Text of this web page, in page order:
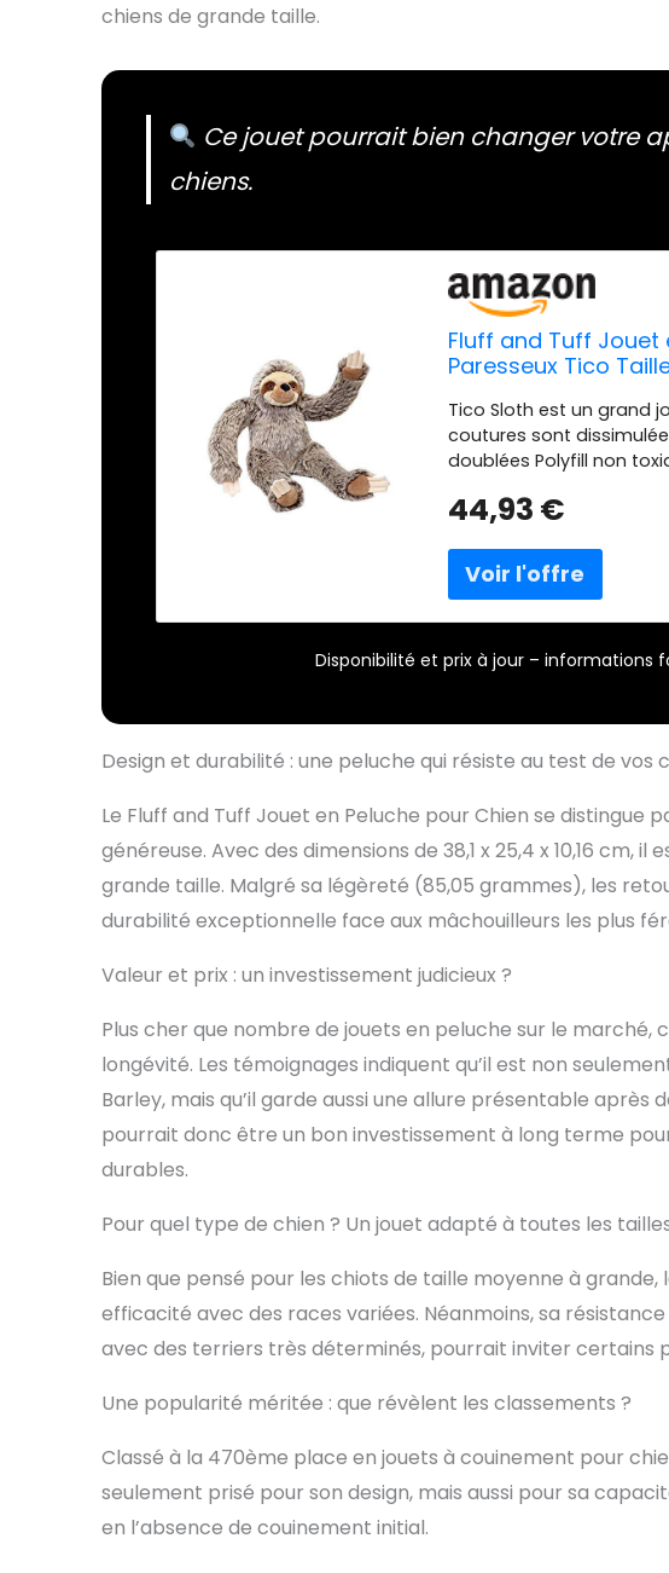
chiens de grande taille.
Ce jouet pourrait bien changer votre
chiens.
Fluff and Tuff Jouet
Paresseux Tico
Tico Sloth est un grand
coutures sont
doublées Polyfill non
sont brodés. Veuillez
matériaux de haute
toujours un jouet en
44,93 €
Disponibilité et prix à jour – informations
Design et durabilité : une peluche qui résiste au test de vos
Le Fluff and Tuff Jouet en Peluche pour Chien se distingue
généreuse. Avec des dimensions de 38,1 x 25,4 x 10,16 cm,
grande taille. Malgré sa légèreté (85,05 grammes), les
durabilité exceptionnelle face aux mâchouilleurs les plus
Valeur et prix : un investissement judicieux ?
Plus cher que nombre de jouets en peluche sur le marché,
longévité. Les témoignages indiquent qu’il est non
Barley, mais qu’il garde aussi une allure présentable après
pourrait donc être un bon investissement à long terme
durables.
Pour quel type de chien ? Un jouet adapté à toutes les
Bien que pensé pour les chiots de taille moyenne à
efficacité avec des races variées. Néanmoins, sa
avec des terriers très déterminés, pourrait inviter certains
Une popularité méritée : que révèlent les classements ?
Classé à la 470ème place en jouets à couinement pour
seulement prisé pour son design, mais aussi pour sa
en l’absence de couinement initial.